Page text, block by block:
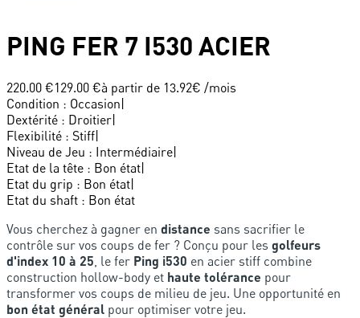
PING FER 7 I530 ACIER
220.00 €129.00 €à partir de 13.92€ /mois
Condition : Occasion|
Dextérité : Droitier|
Flexibilité : Stiff|
Niveau de Jeu : Intermédiaire|
Etat de la tête : Bon état|
Etat du grip : Bon état|
Etat du shaft : Bon état
Vous cherchez à gagner en distance sans sacrifier le
contrôle sur vos coups de fer ? Conçu pour les golfeurs
d'index 10 à 25 , le fer Ping i530 en acier stiff combine
construction hollow-body et haute tolérance pour
transformer vos coups de milieu de jeu. Une opportunité en
bon état général pour optimiser votre jeu.